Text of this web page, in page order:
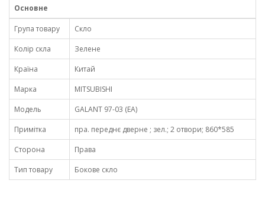
Основне
Група товару
Скло
Колір скла
Зелене
Країна
Китай
Марка
MITSUBISHI
Модель
GALANT 97-03 (EA)
Примітка
пра. переднє дверне ; зел.; 2 отвори; 860*585
Сторона
Права
Тип товару
Бокове скло